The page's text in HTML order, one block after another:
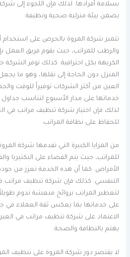
بسلامة أفرادها. لذلك فإن اللجوء إلى
يضمن بيئة منزلية صحية ونظيفة.
تتميز شركة المروة بالحرص على استخدام
والرطب للمراتب، حيث يقوم فريق العمل
الكريهة بكل احترافية. كذلك توفر
المنزل دون الحاجة إلى نقلها، وهو ما
العين من أكثر الشركات توفيراً للوقت
خدماتها على مدار الأسبوع لتناسب جداول
لذلك فإن اختيار شركة تنظيف مراتب في
للحفاظ على نظافة المراتب.
من المزايا الكبيرة التي تقدمها شركة
للمراتب، حيث يتم القضاء على البكتيريا
الأمراض. كما أن هذه الخدمة تعزز من
التنفسي. كذلك فإن شركة تنظيف مراتب
لتعطير المراتب بروائح منعشة تدوم
على خدماتها بما يعكس ثقة العملاء في
الاعتماد على شركة تنظيف مراتب في
يهتم بالنظافة والصحة.
لا يقتصر دور شركة المروة على تنظيف